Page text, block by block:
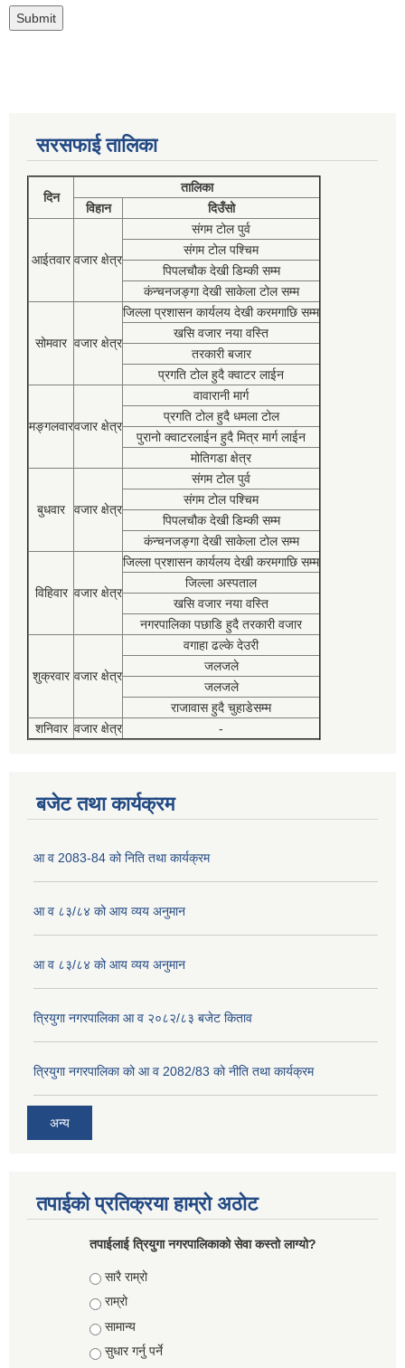
सरसफाई तालिका
दिन
तालिका
विहान
दिउँसो
आईतवार वजार क्षेत्र
संगम टोल पुर्व
संगम टोल पश्चिम
पिपलचौक देखी डिम्की सम्म
कंन्चनजङ्गा देखी साकेला टोल सम्म
सोमवार वजार क्षेत्र
जिल्ला प्रशासन कार्यलय देखी करमगाछि सम्म
खसि वजार नया वस्ति
तरकारी बजार
प्रगति टोल हुदै क्वाटर लाईन
मङ्गलवारवजार क्षेत्र
वावारानी मार्ग
प्रगति टोल हुदै धमला टोल
पुरानो क्वाटरलाईन हुदै मित्र मार्ग लाईन
मोतिगडा क्षेत्र
बुधवार वजार क्षेत्र
संगम टोल पुर्व
संगम टोल पश्चिम
पिपलचौक देखी डिम्की सम्म
कंन्चनजङ्गा देखी साकेला टोल सम्म
विहिवार वजार क्षेत्र
जिल्ला प्रशासन कार्यलय देखी करमगाछि सम्म
जिल्ला अस्पताल
खसि वजार नया वस्ति
नगरपालिका पछाडि हुदै तरकारी वजार
शुक्रवार वजार क्षेत्र
वगाहा ढल्के देउरी
जलजले
जलजले
राजावास हुदै चुहाडेसम्म
शनिवार वजार क्षेत्र -
बजेट तथा कार्यक्रम
आ व 2083-84 को निति तथा कार्यक्रम
आ व ८३/८४ को आय व्यय अनुमान
आ व ८३/८४ को आय व्यय अनुमान
त्रियुगा नगरपालिका आ व २०८२/८३ बजेट किताव
त्रियुगा नगरपालिका को आ व 2082/83 को नीति तथा कार्यक्रम
अन्य
तपाईको प्रतिक्रया हाम्रो अठोट
तपाईलाई त्रियुगा नगरपालिकाको सेवा कस्तो लाग्यो?
Choices
सारै राम्रो
राम्रो
सामान्य
सुधार गर्नु पर्ने